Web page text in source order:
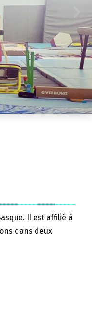
Il est affilié à
dans deux